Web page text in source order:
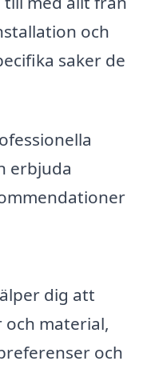
och
saker de
erbjuda
dig att
material,
och